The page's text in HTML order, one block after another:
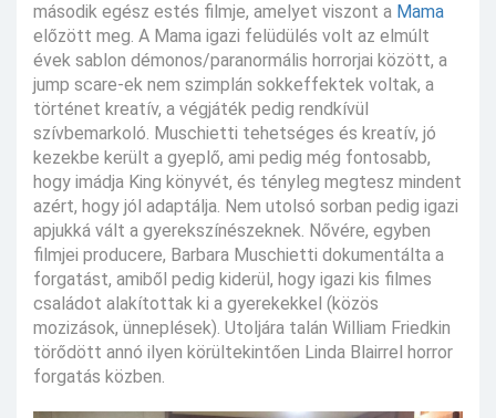
második egész estés filmje, amelyet viszont a Mama
előzött meg. A Mama igazi felüdülés volt az elmúlt
évek sablon démonos/paranormális horrorjai között, a
jump scare-ek nem szimplán sokkeffektek voltak, a
történet kreatív, a végjáték pedig rendkívül
szívbemarkoló. Muschietti tehetséges és kreatív, jó
kezekbe került a gyeplő, ami pedig még fontosabb,
hogy imádja King könyvét, és tényleg megtesz mindent
azért, hogy jól adaptálja. Nem utolsó sorban pedig igazi
apjukká vált a gyerekszínészeknek. Nővére, egyben
filmjei producere, Barbara Muschietti dokumentálta a
forgatást, amiből pedig kiderül, hogy igazi kis filmes
családot alakítottak ki a gyerekekkel (közös
mozizások, ünneplések). Utoljára talán William Friedkin
törődött annó ilyen körültekintően Linda Blairrel horror
forgatás közben.